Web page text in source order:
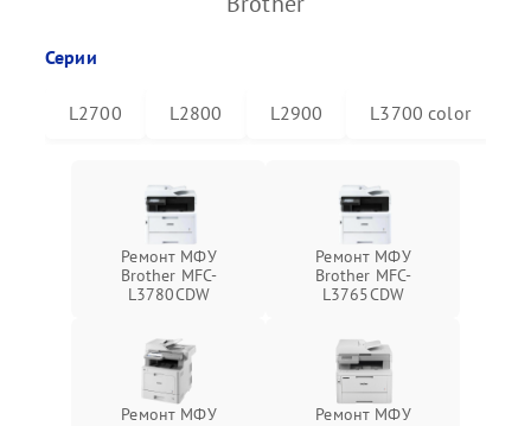
Серии
L2700 L2800 L2900 L3700 color
Ремонт МФУ
Brother MFC-
L3780CDW
Ремонт МФУ
Brother MFC-
L3765CDW
Ремонт МФУ
Ремонт МФУ